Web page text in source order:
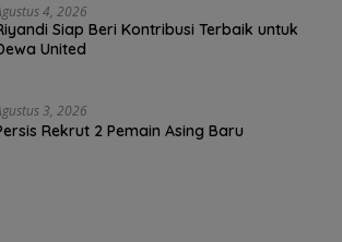
4, 2026
Siap Beri Kontribusi Terbaik untuk
United
3, 2026
Rekrut 2 Pemain Asing Baru